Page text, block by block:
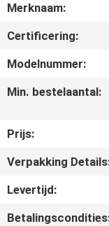
ONS
NIEUWS
Merknaam:
Certificering:
Modelnummer:
Min. bestelaantal:
Prijs:
Verpakking
Levertijd: